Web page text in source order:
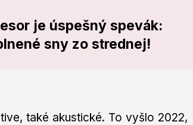
je úspešný spevák:
sny zo strednej!
také akustické. To vyšlo 2022,